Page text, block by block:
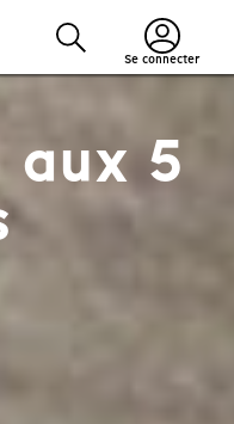
Se connecter
aux 5